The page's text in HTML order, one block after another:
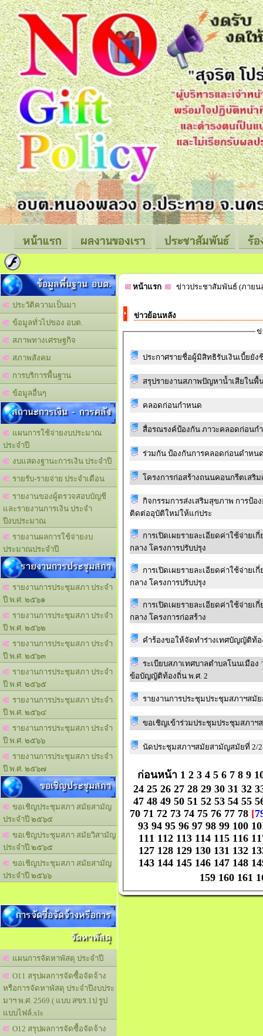
หน้าแรก ผลงานของเรา ประชาสัมพันธ์ ร้
ข้อมูลพื้นฐาน อบต.
ประวัติความเป็นมา
ข้อมูลทั่วไปของ อบต.
สภาพทางเศรษฐกิจ
สภาพสังคม
การบริการพื้นฐาน
ข้อมูลอื่นๆ
สถานะการเงิน - การคลัง
แผนการใช้จ่ายงบประมาณ
ประจำปี
งบแสดงฐานะการเงิน ประจำปี
รายรับ-รายจ่าย ประจำเดือน
รายงานของผู้ตรวจสอบบัญชี
และรายงานการเงิน ประจำ
ปีงบประมาณ
รายงานผลการใช้จ่ายงบ
ประมาณประจำปี
รายงานการประชุมสภา
รายงานการประชุมสภา ประจำ
ปี พ.ศ. ๒๕๖๑
รายงานการประชุมสภา ประจำ
ปี พ.ศ. ๒๕๖๒
รายงานการประชุมสภา ประจำ
ปี พ.ศ. ๒๕๖๓
รายงานการประชุมสภา ประจำ
ปี พ.ศ. ๒๕๖๕
รายงานการประชุมสภา ประจำ
ปี พ.ศ. ๒๕๖๔
รายงานการประชุมสภา ประจำ
ปี พ.ศ. ๒๕๖๖
รายงานการประชุมสภา ประจำ
ปี พ.ศ. ๒๕๖๗
ขอเชิญประชุมสภา
ขอเชิญประชุมสภา สมัยสามัญ
ประจำปี ๒๕๖๕
ขอเชิญประชุมสภา สมัยวิสามัญ
ประจำปี ๒๕๖๕
ขอเชิญประชุมสภา สมัยสามัญ
ประจำปี ๒๕๖๖
การจัดซื้อจัดจ้างหรือการ
จัดหาพัสดุ
แผนการจัดหาพัสดุ ประจำปี
O11 สรุปผลการจัดซื้อจัดจ้าง
หรือการจัดหาพัสดุ ประจำปีงบประ
มาฯ พ.ศ. 2569 ( แบบ สขร.1ป รูป
แบบไฟล์.xls
O12 สรุปผลการจัดซื้อจัดจ้าง
หน้าแรก ข่าวประชาสัมพันธ์ (ภาย
ข่าวย้อนหลัง
ข่
ประกาศรายชื่อผู้มิสิทธิรับเงินเบี้ยยั
สรุปรายงานสภาพปัญหาน้ำเสียในพื้
คลอดก่อนกำหนด
สื่อรณรงค์ป้องกัน ภาวะคลอดก่อนก
ร่วมกัน ป้องกันการคลอดก่อนดำหน
โครงการก่อสร้างถนนคอนกรีตเสริ
กิจกรรมการส่งเสริมสุขภาพ การป้
ติดต่ออุบัติใหม่ให้แก่ประ
การเปิดเผยรายละเอียดค่าใช้จ่าย
กลาง โครงการปรับปรุง
การเปิดเผยรายละเอียดค่าใช้จ่าย
กลาง โครงการปรับปรุง
การเปิดเผยรายละเอียดค่าใช้จ่าย
กลาง โครงการก่อสร้าง
คำร้องขอให้จัดทำร่างเทศบัญญัติท้
ระเบียบสภาเทศบาลตำบลโนนเมือ
ข้อบัญญัติท้องถิ่น พ.ศ. 2
รายงานการประชุมประชุมสภาฯสมั
ขอเชิญเข้าร่วมประชุมประชุมสภาฯ
นัดประชุมสภาฯสมัยสามัญสมัยที่ 2/
ก่อนหน้า 1 2 3 4 5 6 7 8 9
24 25 26 27 28 29 30 31 32
47 48 49 50 51 52 53 54 55
70 71 72 73 74 75 76 77 78 [
93 94 95 96 97 98 99 100
111 112 113 114 115 116
127 128 129 130 131 132
143 144 145 146 147 148
159 160 161